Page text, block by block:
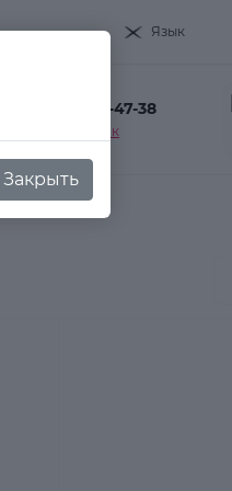
Язык
+38(093) 995-47-38
Заказать звонок
Закрыть